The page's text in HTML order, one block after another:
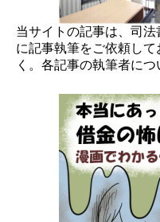
当サイトの記事は、司
に記事執筆をご依頼し
く。各記事の執筆者につ